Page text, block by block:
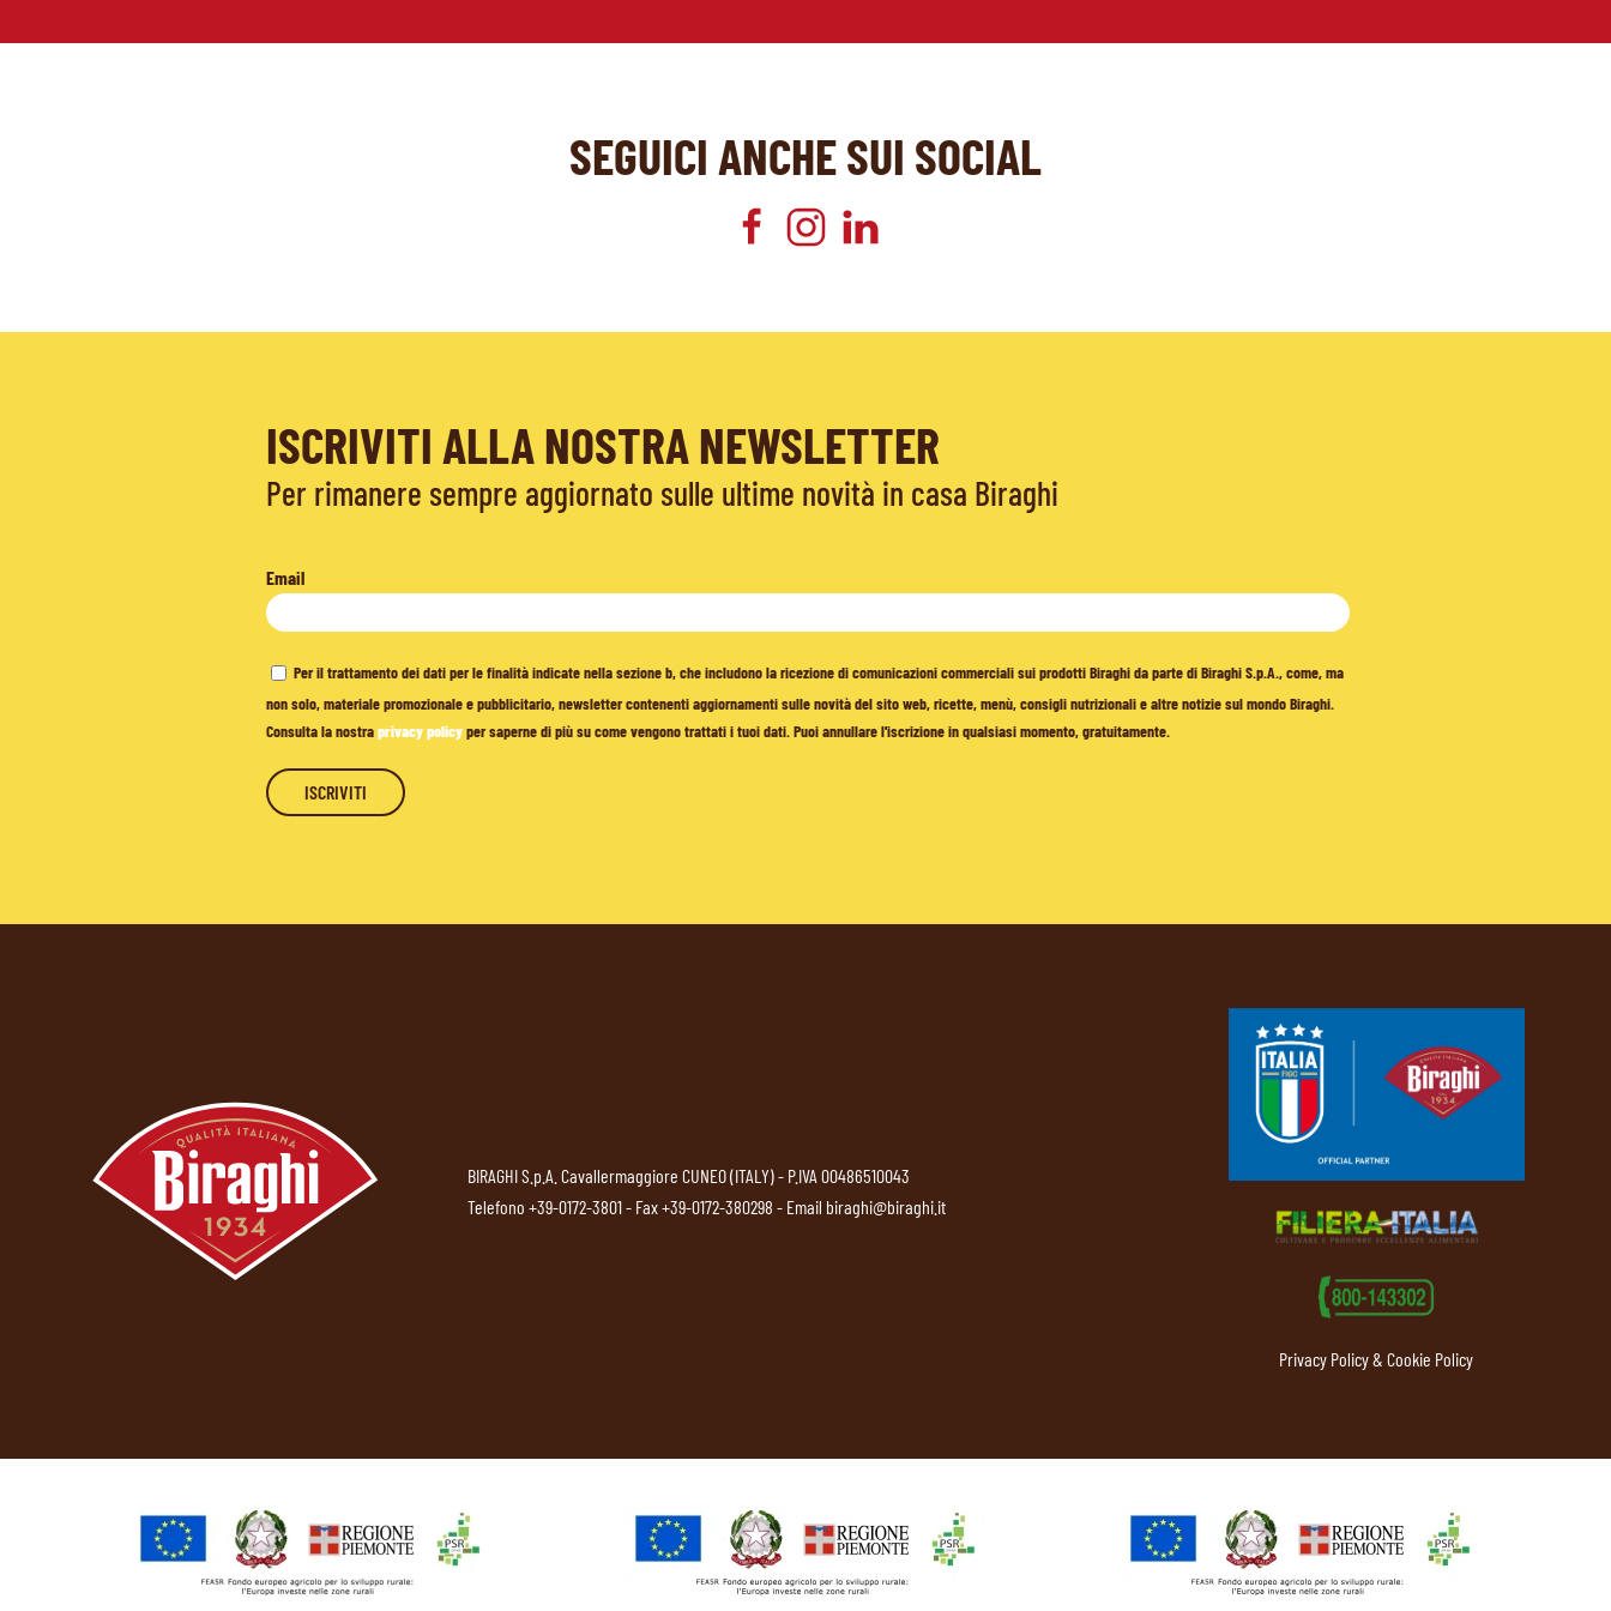
SEGUICI ANCHE SUI SOCIAL
ISCRIVITI ALLA NOSTRA NEWSLETTER
Per rimanere sempre aggiornato sulle ultime novità in casa Biraghi
Email
Per il trattamento dei dati per le finalità indicate nella sezione b, che includono la ricezione di comunicazioni commerciali sui prodotti Biraghi da parte di Biraghi S.p.A., come, ma
non solo, materiale promozionale e pubblicitario, newsletter contenenti aggiornamenti sulle novità del sito web, ricette, menù, consigli nutrizionali e altre notizie sul mondo Biraghi.
Consulta la nostraprivacy policyper saperne di più su come vengono trattati i tuoi dati. Puoi annullare l'iscrizione in qualsiasi momento, gratuitamente.
BIRAGHI S.p.A. Cavallermaggiore CUNEO (ITALY) - P.IVA 00486510043
Telefono +39-0172-3801- Fax +39-0172-380298 - Email biraghi@biraghi.it
Privacy Policy & Cookie Policy